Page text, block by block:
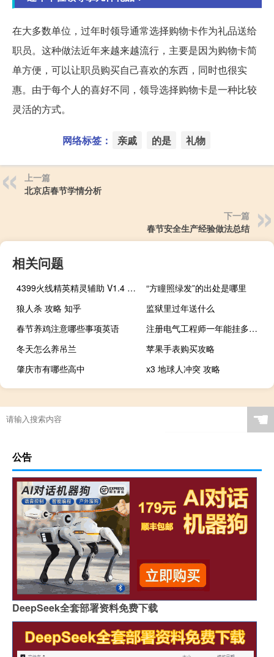
在大多数单位，过年时领导通常选择购物卡作为礼品送给
职员。这种做法近年来越来越流行，主要是因为购物卡简
单方便，可以让职员购买自己喜欢的东西，同时也很实
惠。由于每个人的喜好不同，领导选择购物卡是一种比较
灵活的方式。
网络标签： 亲戚 的是 礼物
上一篇
北京店春节学情分析
下一篇
春节安全生产经验做法总结
相关问题
4399火线精英精灵辅助 V1.4 绿色最新版（4399火线精英精灵辅助 V1.4 绿色最新版功能简介）
“方瞳照绿发”的出处是哪里
狼人杀 攻略 知乎
监狱里过年送什么
春节养鸡注意哪些事项英语
注册电气工程师一年能挂多少钱（全国注册电气工程师报考条件）
冬天怎么养吊兰
苹果手表购买攻略
肇庆市有哪些高中
x3 地球人冲突 攻略
☚
公告
DeepSeek全套部署资料免费下载